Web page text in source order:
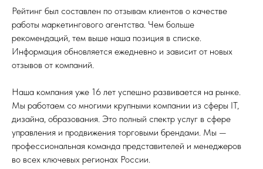
Рейтинг был составлен по отзывам клиентов о качестве
работы маркетингового агентства. Чем больше
рекомендаций, тем выше наша позиция в списке.
Информация обновляется ежедневно и зависит от новых
отзывов от компаний.
Наша компания уже 16 лет успешно развивается на рынке.
Мы работаем со многими крупными компании из сферы IT,
дизайна, образования. Это полный спектр услуг в сфере
управления и продвижения торговыми брендами. Мы —
профессиональная команда представителей и менеджеров
во всех ключевых регионах России.